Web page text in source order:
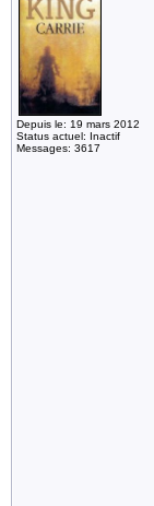
Depuis le: 19 mars 2012
Status actuel: Inactif
Messages: 3617